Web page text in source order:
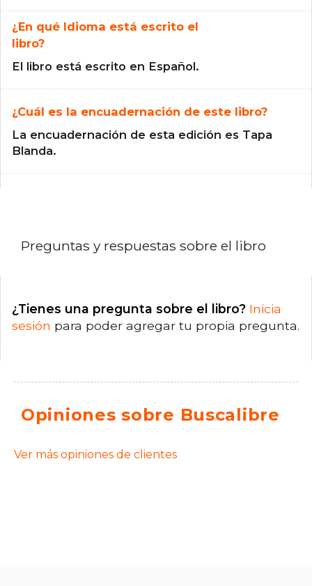
¿En qué Idioma está escrito el
libro?
El libro está escrito en Español.
¿Cuál es la encuadernación de este libro?
La encuadernación de esta edición es Tapa
Blanda.
Preguntas y respuestas sobre el libro
¿Tienes una pregunta sobre el libro? Inicia
sesión para poder agregar tu propia pregunta.
Opiniones sobre Buscalibre
Ver más opiniones de clientes